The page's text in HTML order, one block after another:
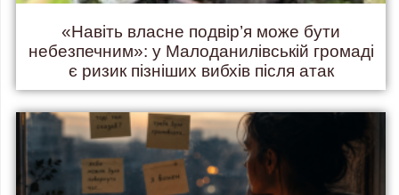
«Навіть власне подвір’я може бути
небезпечним»: у Малоданилівській громаді
є ризик пізніших вибхів після атак